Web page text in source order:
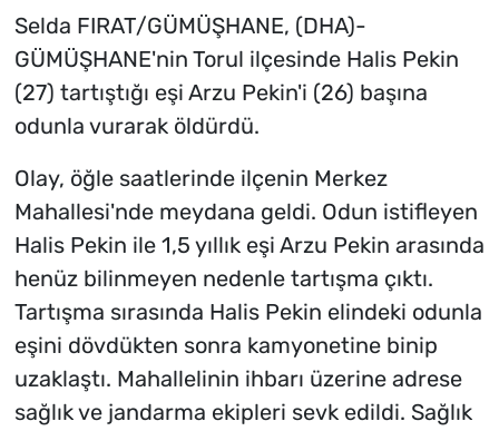
Selda FIRAT/GÜMÜŞHANE, (DHA)-
GÜMÜŞHANE'nin Torul ilçesinde Halis Pekin
(27) tartıştığı eşi Arzu Pekin'i (26) başına
odunla vurarak öldürdü.
Olay, öğle saatlerinde ilçenin Merkez
Mahallesi'nde meydana geldi. Odun istifleyen
Halis Pekin ile 1,5 yıllık eşi Arzu Pekin arasında
henüz bilinmeyen nedenle tartışma çıktı.
Tartışma sırasında Halis Pekin elindeki odunla
eşini dövdükten sonra kamyonetine binip
uzaklaştı. Mahallelinin ihbarı üzerine adrese
sağlık ve jandarma ekipleri sevk edildi. Sağlık